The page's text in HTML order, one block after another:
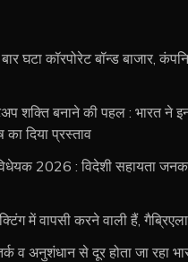
घटा कॉरपोरेट बॉन्ड बाजार,
शक्ति बनाने की पहल : भारत ने
दिया प्रस्ताव
2026 : विदेशी सहायता
में वापसी करने वाली हैं,
व अनुशंधान से दूर होता जा रहा